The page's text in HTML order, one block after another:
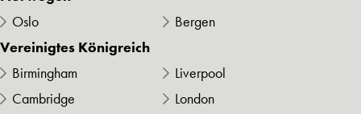
Oslo
Bergen
Vereinigtes Königreich
Birmingham
Liverpool
Cambridge
London